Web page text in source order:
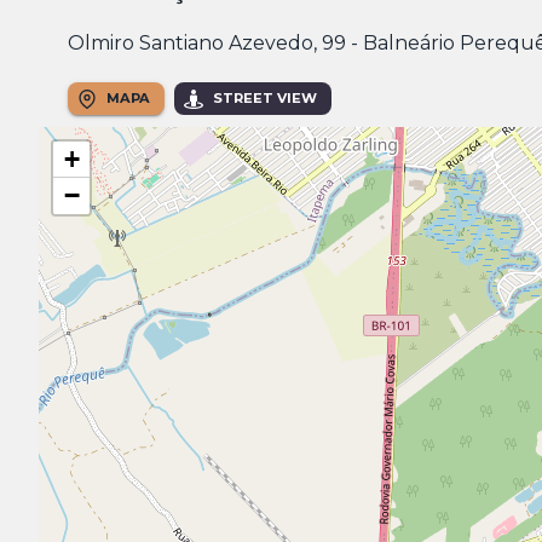
Olmiro Santiano Azevedo, 99 - Balneário
MAPA STREET VIEW
+
−